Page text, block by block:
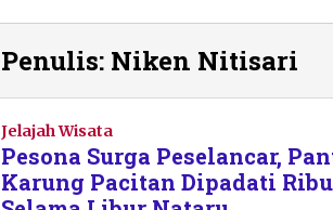
Penulis: Niken Nitisari
Jelajah Wisata
Pesona Surga Peselancar,
Karung Pacitan Dipadati